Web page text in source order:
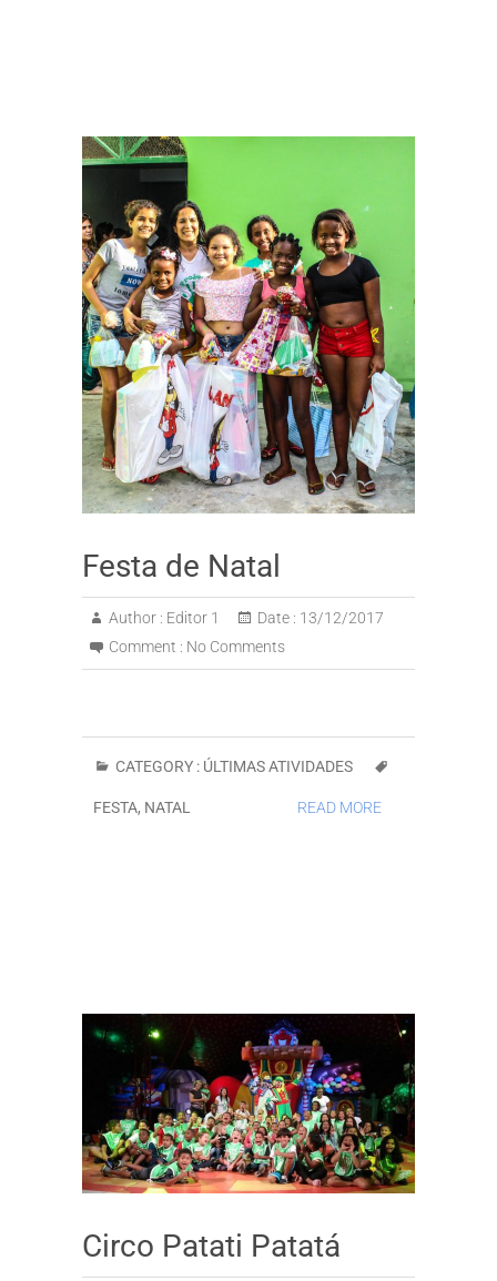
Festa de Natal
Author : Editor 1 Date : 13/12/2017
Comment : No Comments
CATEGORY : ÚLTIMAS ATIVIDADES
FESTA, NATAL READ MORE
Circo Patati Patatá